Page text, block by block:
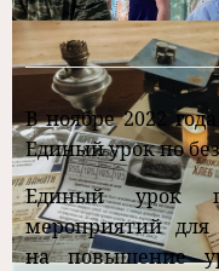
В ноябре 2022
Единый урок по
Единый урок
мероприятий
на повышение